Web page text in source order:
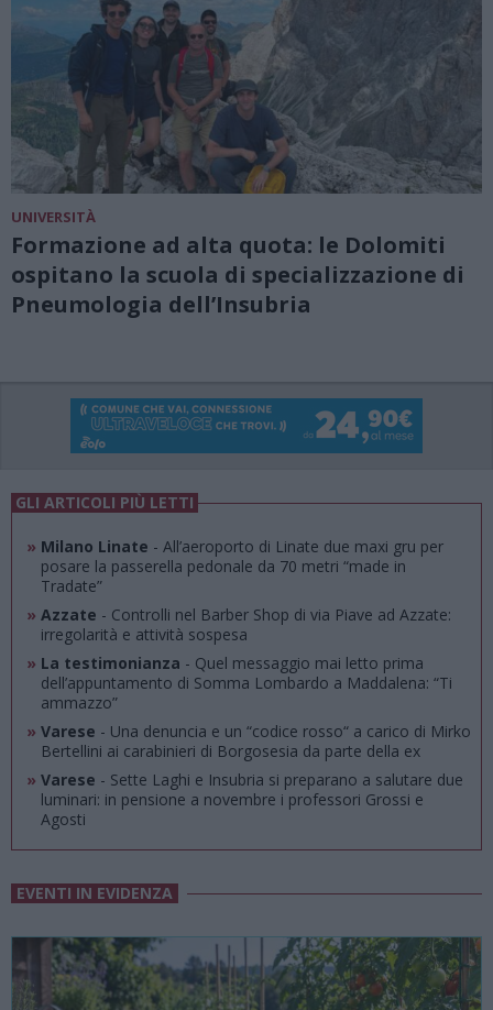
UNIVERSITÀ
Formazione ad alta quota: le Dolomiti
ospitano la scuola di specializzazione di
Pneumologia dell’Insubria
GLI ARTICOLI PIÙ LETTI
» Milano Linate - All’aeroporto di Linate due maxi gru per
posare la passerella pedonale da 70 metri “made in
Tradate”
» Azzate - Controlli nel Barber Shop di via Piave ad Azzate:
irregolarità e attività sospesa
» La testimonianza - Quel messaggio mai letto prima
dell’appuntamento di Somma Lombardo a Maddalena: “Ti
ammazzo”
» Varese - Una denuncia e un “codice rosso“ a carico di Mirko
Bertellini ai carabinieri di Borgosesia da parte della ex
» Varese - Sette Laghi e Insubria si preparano a salutare due
luminari: in pensione a novembre i professori Grossi e
Agosti
EVENTI IN EVIDENZA